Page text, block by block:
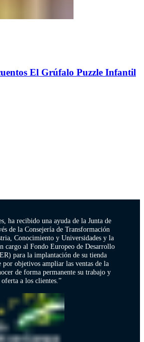
El Grúfalo Puzzle Infantil
ha recibido una ayuda de la Junta de
de la Consejería de Transformación
Conocimiento y Universidades y la
cargo al Fondo Europeo de Desarrollo
para la implantación de su tienda
por objetivos ampliar las ventas de la
de forma permanente su trabajo y
oferta a los clientes.”